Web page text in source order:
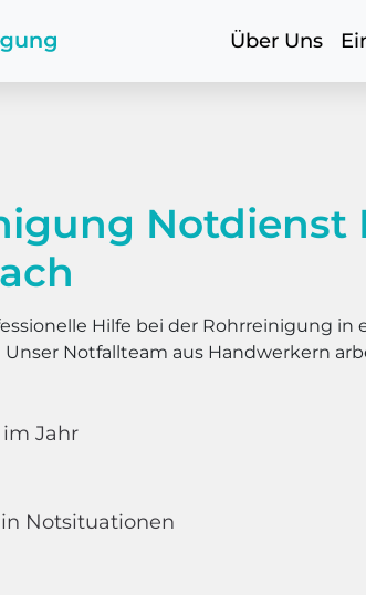
Über Uns
Notdienst
Hilfe bei der Rohrreinigung in
Unser Notfallteam aus Handwerkern
im Jahr
Notsituationen